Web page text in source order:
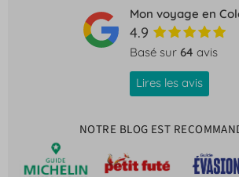
Mon voyage en
4.9
Basé sur 64 avis
Lires les avis
NOTRE BLOG EST